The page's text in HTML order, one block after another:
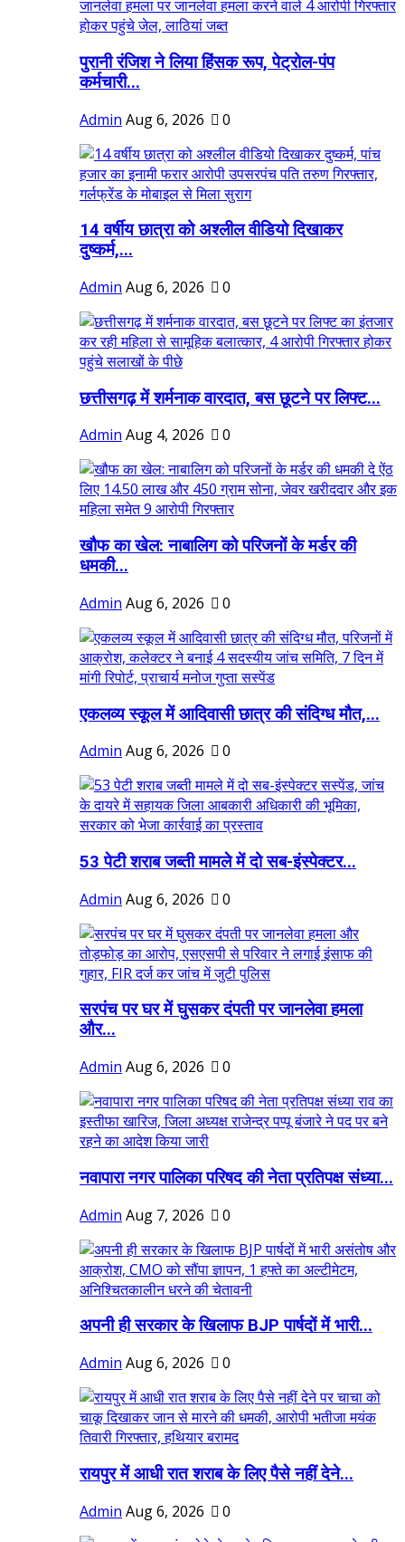
पुरानी रंजिश ने लिया हिंसक रूप, पेट्रोल-पंप
कर्मचारी...
Admin Aug 6, 2026 0
14 वर्षीय छात्रा को अश्लील वीडियो दिखाकर
दुष्कर्म,...
Admin Aug 6, 2026 0
छत्तीसगढ़ में शर्मनाक वारदात, बस छूटने पर लिफ्ट...
Admin Aug 4, 2026 0
खौफ का खेल: नाबालिग को परिजनों के मर्डर की
धमकी...
Admin Aug 6, 2026 0
एकलव्य स्कूल में आदिवासी छात्र की संदिग्ध मौत,...
Admin Aug 6, 2026 0
53 पेटी शराब जब्ती मामले में दो सब-इंस्पेक्टर...
Admin Aug 6, 2026 0
सरपंच पर घर में घुसकर दंपती पर जानलेवा हमला
और...
Admin Aug 6, 2026 0
नवापारा नगर पालिका परिषद की नेता प्रतिपक्ष संध्या...
Admin Aug 7, 2026 0
अपनी ही सरकार के खिलाफ BJP पार्षदों में भारी...
Admin Aug 6, 2026 0
रायपुर में आधी रात शराब के लिए पैसे नहीं देने...
Admin Aug 6, 2026 0